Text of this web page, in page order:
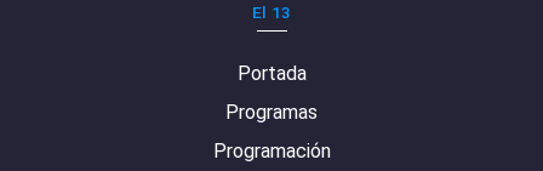
El 13
Portada
Programas
Programación